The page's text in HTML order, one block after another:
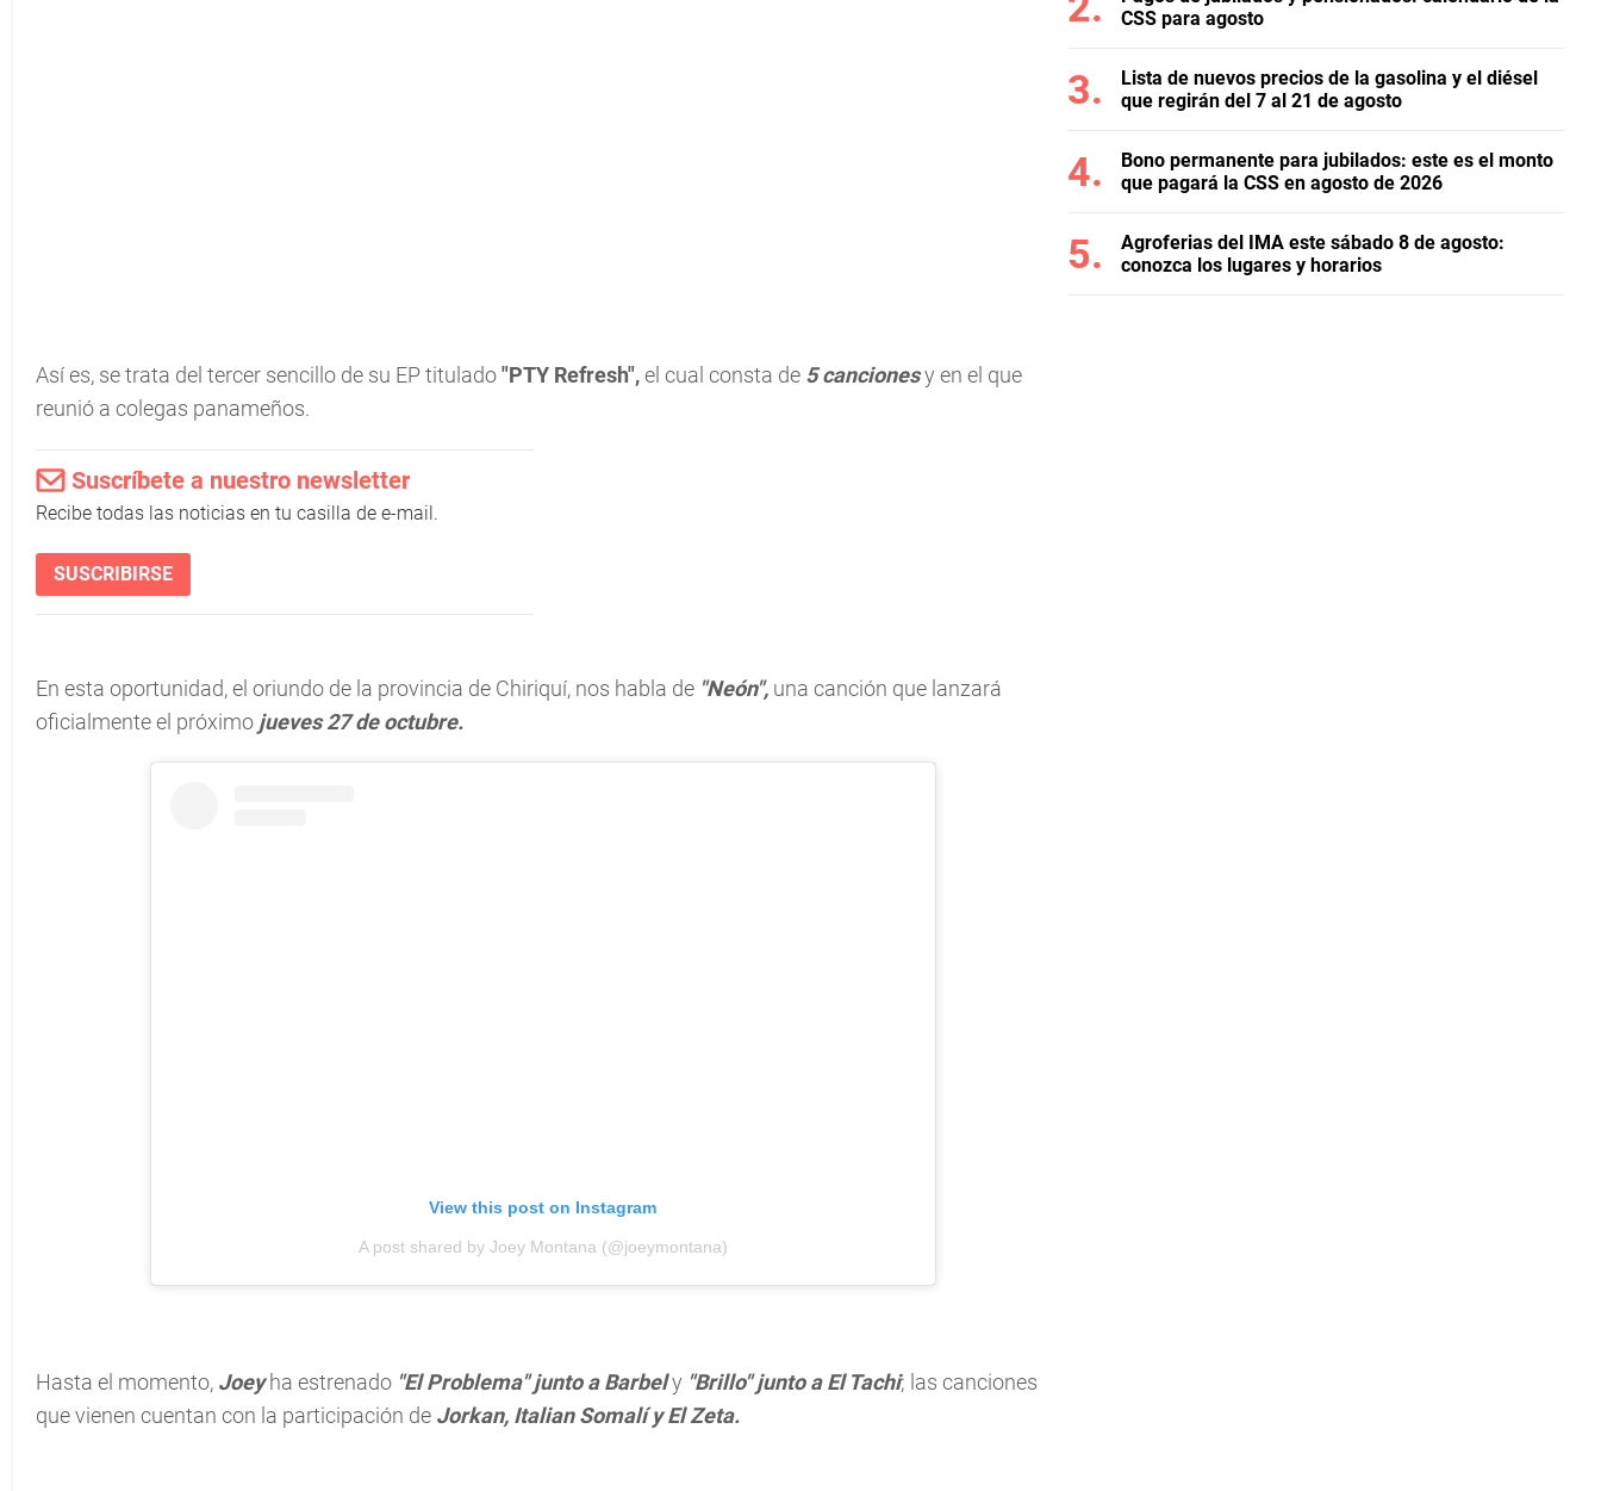
Así es, se trata del tercer sencillo de su EP titulado"PTY Refresh",el cual consta de 5 cancionesy en el que
reunió a colegas panameños.
Suscríbete a nuestro newsletter
Recibe todas las noticias en tu casilla de e-mail.
SUSCRIBIRSE
En esta oportunidad, el oriundo de la provincia de Chiriquí, nos habla de "Neón", una canción que lanzará
oficialmente el próximo jueves 27 de octubre.
View this post on Instagram
A post shared by Joey Montana (@joeymontana)
Hasta el momento, Joeyha estrenado "El Problema" junto a Barbely "Brillo" junto a El Tachi; las canciones
que vienen cuentan con la participación de Jorkan, Italian Somalí y El Zeta.
CSS para agosto
Lista de nuevos precios de la gasolina y el diésel
que regirán del 7 al 21 de agosto
Bono permanente para jubilados: este es el monto
que pagará la CSS en agosto de 2026
Agroferias del IMA este sábado 8 de agosto:
conozca los lugares y horarios